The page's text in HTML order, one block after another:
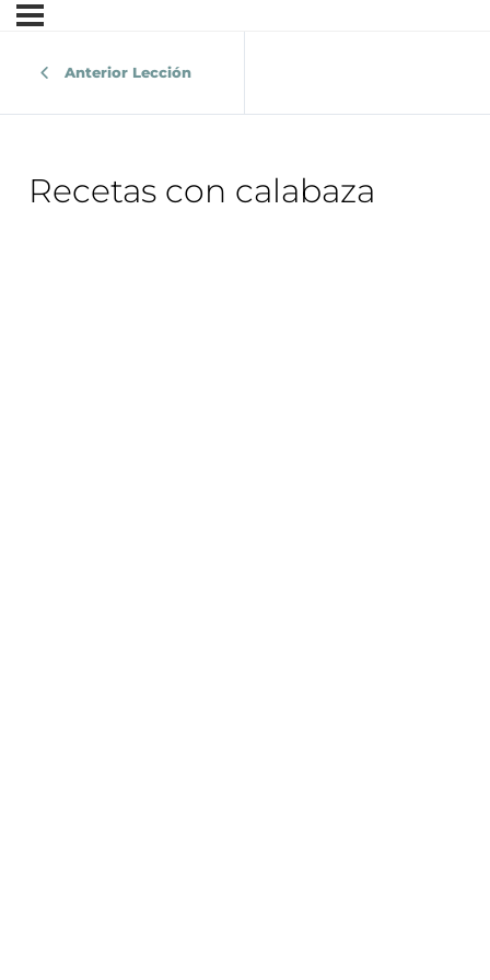
Anterior Lección
Recetas con calabaza